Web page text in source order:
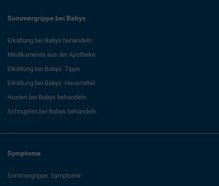
Sommergrippe bei Babys
Erkältung bei Babys behandeln
Medikamente aus der Apotheke
Erkältung bei Babys: Tipps
Erkältung bei Babys: Hausmittel
Husten bei Babys behandeln
Schnupfen bei Babys behandeln
Symptome
Sommergrippe: Symptome